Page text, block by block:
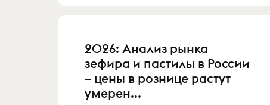
2026: Анализ рынка
зефира и пастилы в России
– цены в рознице растут
умерен...